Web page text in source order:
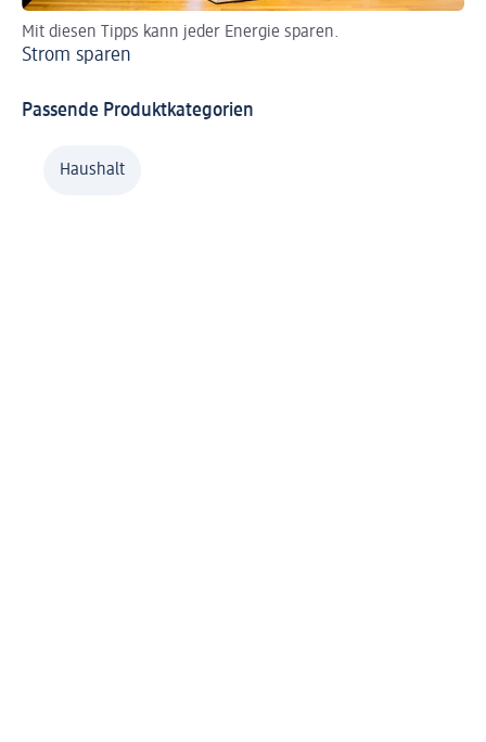
Mit diesen Tipps kann jeder Energie sparen.
Strom sparen
Passende Produktkategorien
Haushalt